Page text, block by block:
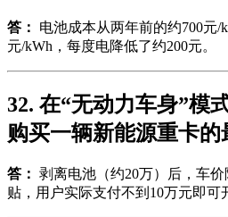
答：
电池成本从两年前的约700元/
元/kWh，每度电降低了约200元。
32. 在“无动力车身”模
购买一辆新能源重卡的
答： 剥离电池（约20万）后，车
贴，用户实际支付不到10万元即可